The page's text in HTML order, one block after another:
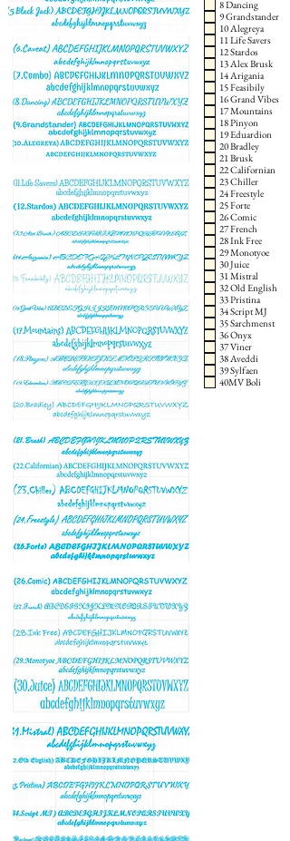
8 Dancing
9 Grandstander
10 Alegreya
11 Life Savers
12 Stardos
13 Alex Brusk
14 Arigania
15 Feasibily
16 Grand Vibes
17 Mountains
18 Pinyon
19 Eduardion
20 Bradley
21 Brusk
22 Californian
23 Chiller
24 Freestyle
25 Forte
26 Comic
27 French
28 Ink Free
29 Monotyoe
30 Juice
31 Mistral
32 Old English
33 Pristina
34 Script MJ
35 Sarchmenst
36 Onyx
37 Viner
38 Aveddi
39 Sylfaen
40MV Boli